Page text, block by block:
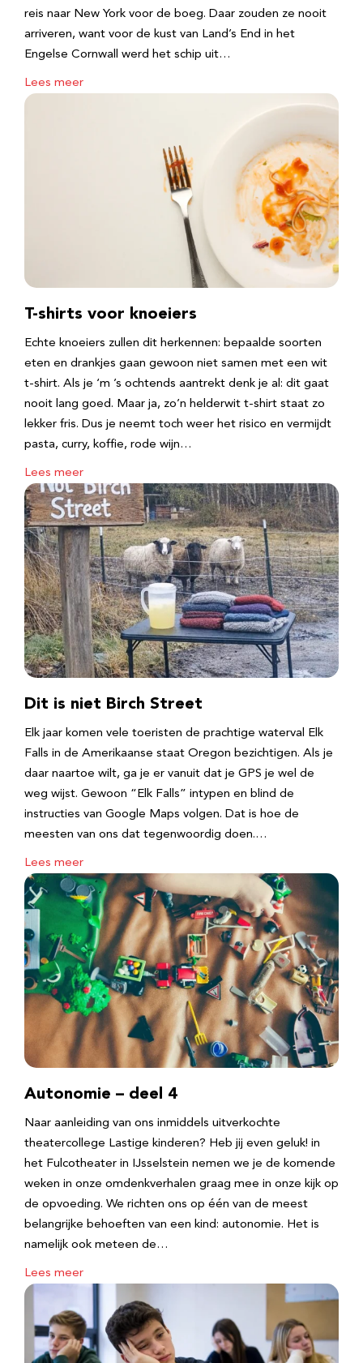
reis naar New York voor de boeg. Daar zouden ze nooit
arriveren, want voor de kust van Land’s End in het
Engelse Cornwall werd het schip uit…
Lees meer
T-shirts voor knoeiers
Echte knoeiers zullen dit herkennen: bepaalde soorten
eten en drankjes gaan gewoon niet samen met een wit
t-shirt. Als je ‘m ’s ochtends aantrekt denk je al: dit gaat
nooit lang goed. Maar ja, zo’n helderwit t-shirt staat zo
lekker fris. Dus je neemt toch weer het risico en vermijdt
pasta, curry, koffie, rode wijn…
Lees meer
Dit is niet Birch Street
Elk jaar komen vele toeristen de prachtige waterval Elk
Falls in de Amerikaanse staat Oregon bezichtigen. Als je
daar naartoe wilt, ga je er vanuit dat je GPS je wel de
weg wijst. Gewoon “Elk Falls” intypen en blind de
instructies van Google Maps volgen. Dat is hoe de
meesten van ons dat tegenwoordig doen.…
Lees meer
Autonomie – deel 4
Naar aanleiding van ons inmiddels uitverkochte
theatercollege Lastige kinderen? Heb jij even geluk! in
het Fulcotheater in IJsselstein nemen we je de komende
weken in onze omdenkverhalen graag mee in onze kijk op
de opvoeding. We richten ons op één van de meest
belangrijke behoeften van een kind: autonomie. Het is
namelijk ook meteen de…
Lees meer